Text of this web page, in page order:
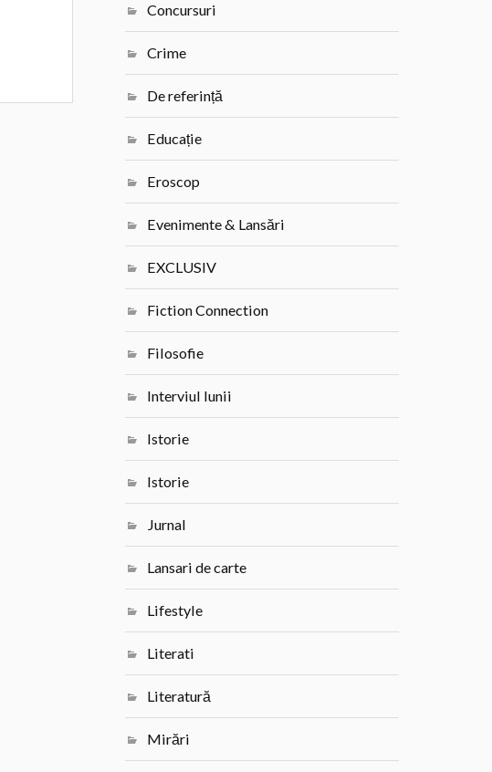
Concursuri
Crime
De referință
Educație
Eroscop
Evenimente & Lansări
EXCLUSIV
Fiction Connection
Filosofie
Interviul lunii
Istorie
Istorie
Jurnal
Lansari de carte
Lifestyle
Literati
Literatură
Mirări